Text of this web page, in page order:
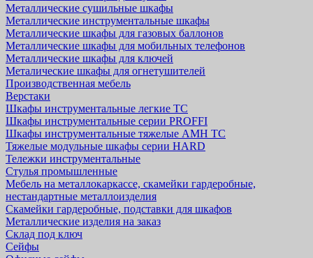
Металлические сушильные шкафы
Металлические инструментальные шкафы
Металлические шкафы для газовых баллонов
Металлические шкафы для мобильных телефонов
Металлические шкафы для ключей
Металические шкафы для огнетушителей
Производственная мебель
Верстаки
Шкафы инструментальные легкие ТС
Шкафы инструментальные серии PROFFI
Шкафы инструментальные тяжелые AMH TC
Тяжелые модульные шкафы серии HARD
Тележки инструментальные
Стулья промышленные
Мебель на металлокаркассе, скамейки гардеробные,
нестандартные металлоизделия
Скамейки гардеробные, подставки для шкафов
Металлические изделия на заказ
Склад под ключ
Сейфы